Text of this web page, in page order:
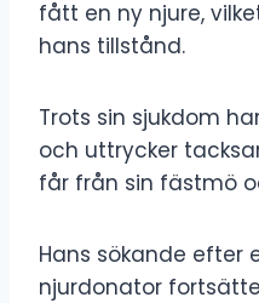
fått en ny njure,
hans tillstånd.
Trots sin sjukdom
och uttrycker
får från sin fästmö
Hans sökande efter
njurdonator